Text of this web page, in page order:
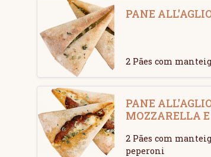
PANE
2 Pães com
PANE
MOZZARELLA
2 Pães com
peperoni